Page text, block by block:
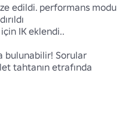
edildi. performans modu
IK eklendi..
bulunabilir! Sorular
tahtanın etrafında